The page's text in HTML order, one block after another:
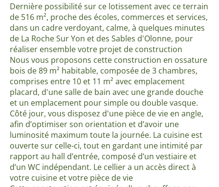
Dernière possibilité sur ce lotissement avec ce terrain
de 516 m², proche des écoles, commerces et services,
dans un cadre verdoyant, calme, à quelques minutes
de La Roche Sur Yon et des Sables d'Olonne, pour
réaliser ensemble votre projet de construction
Nous vous proposons cette construction en ossature
bois de 89 m² habitable, composée de 3 chambres,
comprises entre 10 et 11 m² avec emplacement
placard, d'une salle de bain avec une grande douche
et un emplacement pour simple ou double vasque.
Côté jour, vous disposez d'une pièce de vie en angle,
afin d’optimiser son orientation et d’avoir une
luminosité maximum toute la journée. La cuisine est
ouverte sur celle-ci, tout en gardant une intimité par
rapport au hall d’entrée, composé d’un vestiaire et
d’un WC indépendant. Le cellier a un accès direct à
votre cuisine et votre pièce de vie